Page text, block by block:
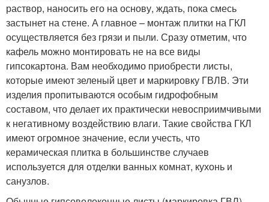
раствор, наносить его на основу, ждать, пока смесь
застынет на стене. А главное – монтаж плитки на ГКЛ
осуществляется без грязи и пыли. Сразу отметим, что
кафель можно монтировать не на все виды
гипсокартона. Вам необходимо приобрести листы,
которые имеют зеленый цвет и маркировку ГВЛВ. Эти
изделия пропитываются особым гидрофобным
составом, что делает их практически невосприимчивыми
к негативному воздействию влаги. Такие свойства ГКЛ
имеют огромное значение, если учесть, что
керамическая плитка в большинстве случаев
используется для отделки ванных комнат, кухонь и
санузлов.